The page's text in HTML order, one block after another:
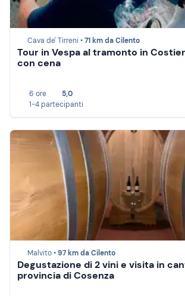
Cava de' Tirreni •71 km da Cilento
Tour in Vespa al tramonto in
con cena
6 ore
5,0
1-4 partecipanti
Malvito •97 km da Cilento
Degustazione di 2 vini e visita in
provincia di Cosenza